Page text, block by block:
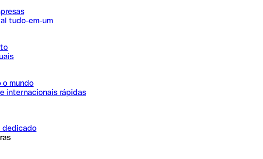
tudo-em-um
o mundo
internacionais rápidas
dedicado